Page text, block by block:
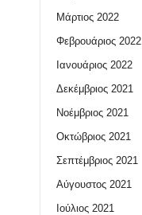
Μάρτιος 2022
Φεβρουάριος 2022
Ιανουάριος 2022
Δεκέμβριος 2021
Νοέμβριος 2021
Οκτώβριος 2021
Σεπτέμβριος 2021
Αύγουστος 2021
Ιούλιος 2021